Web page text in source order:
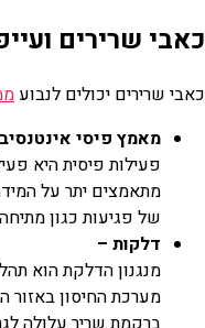
כאבי שרירים
כאבי שרירים יכולים לנבוע
מאמץ פיסי
פעילות פיסית היא
מתאמצים יתר על
של פגיעות כגון
דלקות –
מנגנון הדלקת הוא
מערכת החיסון באזור